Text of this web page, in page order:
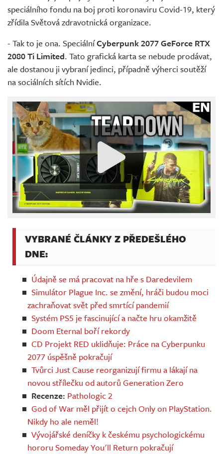
speciálního fondu na boj proti koronaviru Covid-19, který
zřídila Světová zdravotnická organizace.
- Tak to je ona. SpeciálníCyberpunk 2077 GeForce RTX
2080 Ti Limited. Tato grafická karta se nebude prodávat,
ale dostanou ji vybraní jedinci, případně výherci soutěží
na sociálních sítích Nvidie.
VYBRANÉ ČLÁNKY Z PŘEDEŠLÉHO
DNE:
Údajně se má pracovat na hře s Daredevilem
Simulátor Plague Inc. se změní, hráči budou moci
zachraňovat svět před smrtící pandemií
Systém PS5 je fascinující a načte hru okamžitě
Doom Eternal boří rekordy
CD Projekt RED uklidňuje: Práce na Cyberpunku
2077 úspěšně pokračují
Tvůrci Just Cause reorganizují firmu a lákají na
novou střílečku od autorů Generation Zero
Recenze: Pathologic 2
God of War měl přijít o cejch Only on PlayStation.
Nikdy ho ale neměl!
Vývojářské deníčky k českému psychologickému
hororu Someday You'll Return pokračují